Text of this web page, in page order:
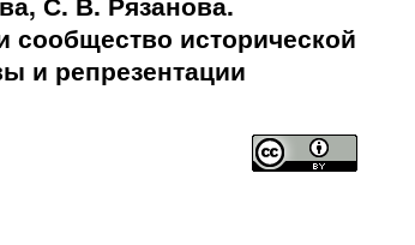
сообщество исторической
и репрезентации